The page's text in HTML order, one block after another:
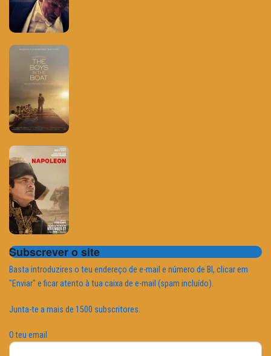
Subscrever o site
Basta introduzires o teu endereço de e-mail e número de BI, clicar em
"Enviar" e ficar atento à tua caixa de e-mail (spam incluído).
Junta-te a mais de 1500 subscritores.
O teu email